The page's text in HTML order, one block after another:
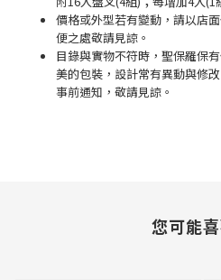
價格或外型若有變動，請以店
便之處敬請見諒。
目錄與實物不符時，聖保羅保
美的包裝，設計常有異動與修
事前通知，敬請見諒。
您可能